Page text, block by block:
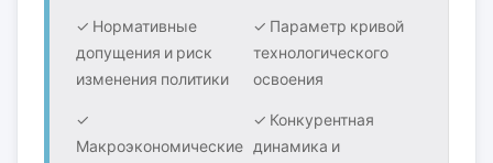
✓ Нормативные
допущения и риск
изменения политики
✓ Параметр кривой
технологического
освоения
✓
Макроэкономические
✓ Конкурентная
динамика и